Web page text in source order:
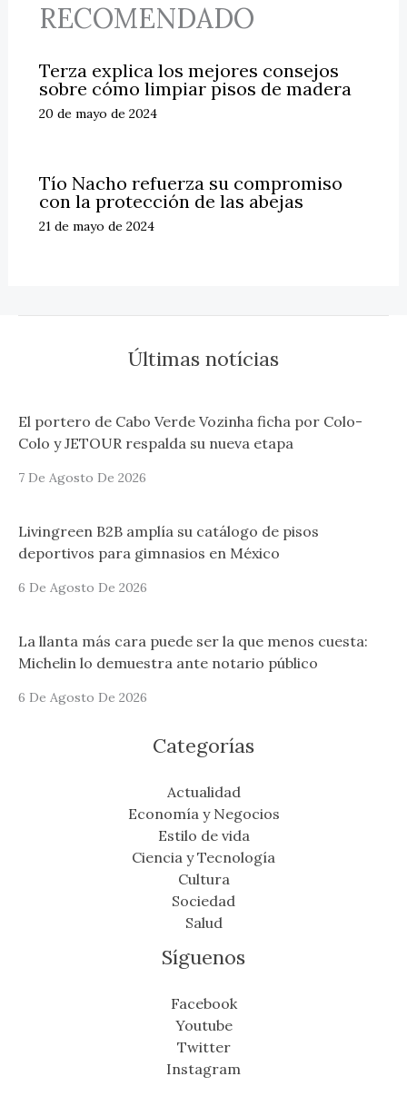
RECOMENDADO
Terza explica los mejores consejos
sobre cómo limpiar pisos de madera
20 de mayo de 2024
Tío Nacho refuerza su compromiso
con la protección de las abejas
21 de mayo de 2024
Últimas notícias
El portero de Cabo Verde Vozinha ficha por Colo-
Colo y JETOUR respalda su nueva etapa
7 De Agosto De 2026
Livingreen B2B amplía su catálogo de pisos
deportivos para gimnasios en México
6 De Agosto De 2026
La llanta más cara puede ser la que menos cuesta:
Michelin lo demuestra ante notario público
6 De Agosto De 2026
Categorías
Actualidad
Economía y Negocios
Estilo de vida
Ciencia y Tecnología
Cultura
Sociedad
Salud
Síguenos
Facebook
Youtube
Twitter
Instagram